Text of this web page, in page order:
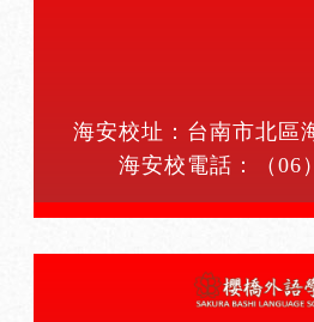
海安校址：台南市北區
海安校電話：
（